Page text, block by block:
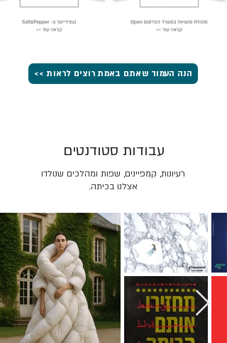
הנה העמוד שאתם באמת רוצים לראות >>
רעיונות, קמפיינים, שפות ומהלכים שנולדו
אצלנו בכיתה.
עבודות סטודנטים